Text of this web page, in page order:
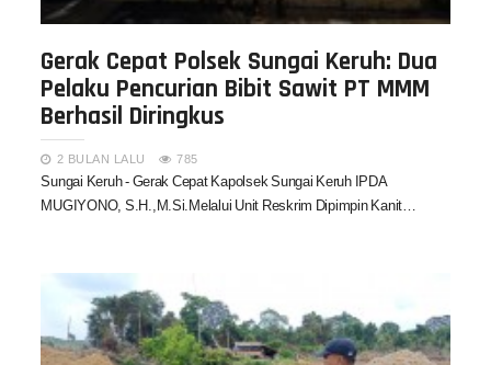
Gerak Cepat Polsek Sungai Keruh: Dua
Pelaku Pencurian Bibit Sawit PT MMM
Berhasil Diringkus
2 BULAN LALU 785
Sungai Keruh - Gerak Cepat Kapolsek Sungai Keruh IPDA
MUGIYONO, S.H.,M.Si.Melalui Unit Reskrim Dipimpin Kanit…